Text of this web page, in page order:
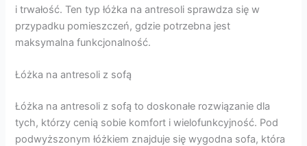
i trwałość. Ten typ łóżka na antresoli sprawdza się w
przypadku pomieszczeń, gdzie potrzebna jest
maksymalna funkcjonalność.
Łóżka na antresoli z sofą
Łóżka na antresoli z sofą to doskonałe rozwiązanie dla
tych, którzy cenią sobie komfort i wielofunkcyjność. Pod
podwyższonym łóżkiem znajduje się wygodna sofa, która